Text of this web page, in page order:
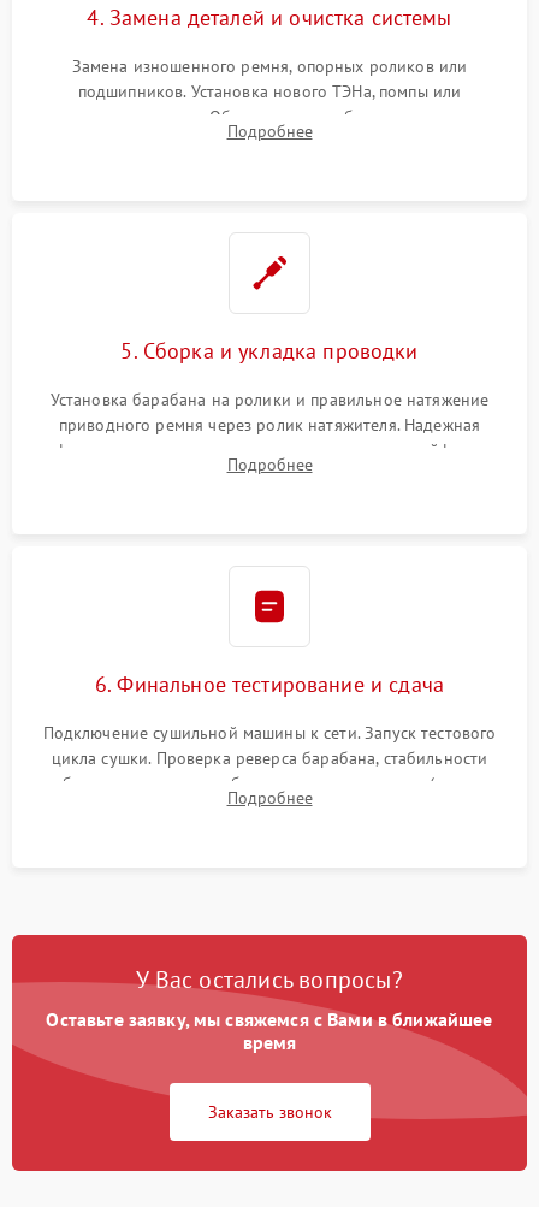
4. Замена деталей и очистка системы
Замена изношенного ремня, опорных роликов или
подшипников. Установка нового ТЭНа, помпы или
термодатчиков. Обязательная глубокая очистка
конденсатора, крыльчатки вентилятора и воздуховодов от
Подробнее
5. Сборка и укладка проводки
Установка барабана на ролики и правильное натяжение
приводного ремня через ролик натяжителя. Надежная
фиксация всех узлов, подключение клемм и шлейфов к
модулю управления. Монтаж корпусных панелей, люка и
Подробнее
6. Финальное тестирование и сдача
Подключение сушильной машины к сети. Запуск тестового
цикла сушки. Проверка реверса барабана, стабильности
набора температуры, работы дренажного насоса (откачка
конденсата) и отсутствия посторонних скрипов, стуков или
Подробнее
У Вас остались вопросы?
Оставьте заявку, мы свяжемся с Вами в ближайшее
время
Заказать звонок